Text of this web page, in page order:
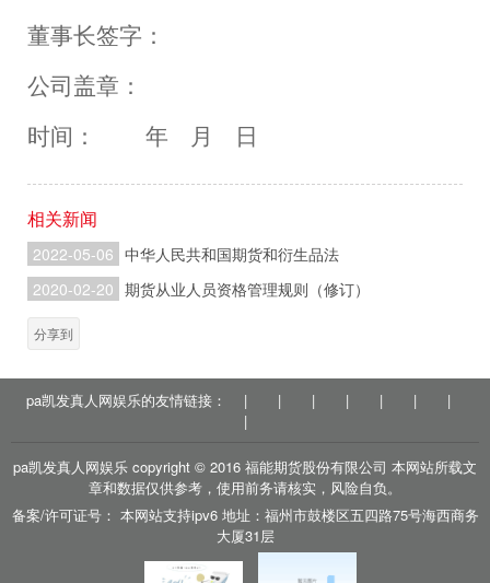
董事长签字：
公司盖章：
时间：
年 月 日
相关新闻
2022-05-06 中华人民共和国期货和衍生品法
2020-02-20 期货从业人员资格管理规则（修订）
分享到
pa凯发真人网娱乐的友情链接： | | | | | |
|
|
pa凯发真人网娱乐 copyright © 2016 福能期货股份有限公司 本网站所载文
章和数据仅供参考，使用前务请核实，风险自负。
备案/许可证号： 本网站支持ipv6 地址：福州市鼓楼区五四路75号海西商务
大厦31层